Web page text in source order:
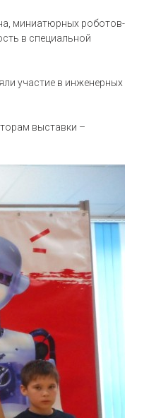
миниатюрных роботов-
в специальной
участие в инженерных
выставки –